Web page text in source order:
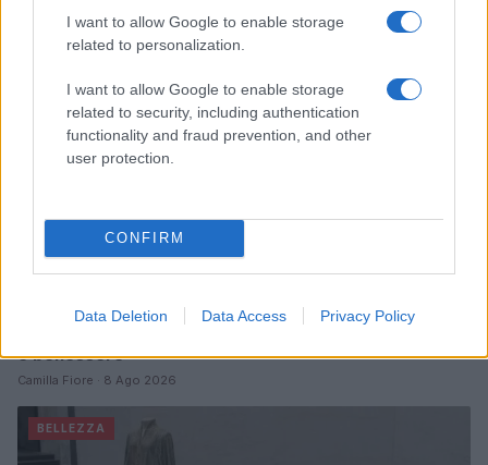
I want to allow Google to enable storage
related to personalization.
I want to allow Google to enable storage
related to security, including authentication
functionality and fraud prevention, and other
user protection.
CONFIRM
Data Deletion Data Access Privacy Policy
PEOPLE
e benessere
Camilla Fiore · 8 Ago 2026
BELLEZZA